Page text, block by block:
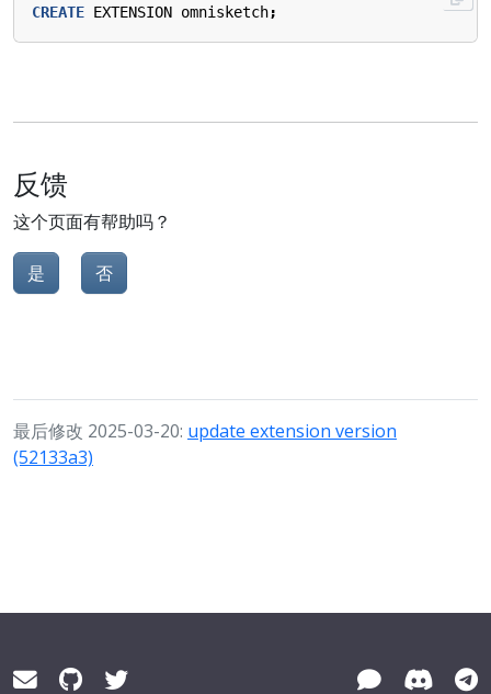
CREATE EXTENSION omnisketch;
反馈
这个页面有帮助吗？
是 否
最后修改 2025-03-20: update extension version
(52133a3)